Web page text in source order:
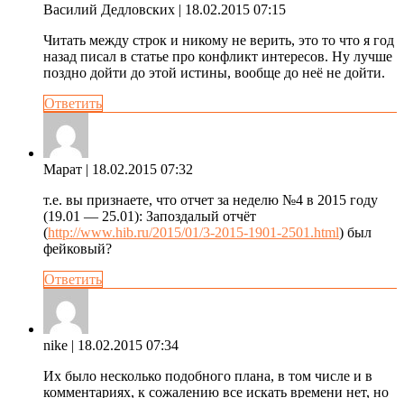
Василий Дедловских | 18.02.2015 07:15
Читать между строк и никому не верить, это то что я год
назад писал в статье про конфликт интересов. Ну лучше
поздно дойти до этой истины, вообще до неё не дойти.
Ответить
Марат | 18.02.2015 07:32
т.е. вы признаете, что отчет за неделю №4 в 2015 году
(19.01 — 25.01): Запоздалый отчёт
(http://www.hib.ru/2015/01/3-2015-1901-2501.html) был
фейковый?
Ответить
nike | 18.02.2015 07:34
Их было несколько подобного плана, в том числе и в
комментариях, к сожалению все искать времени нет, но